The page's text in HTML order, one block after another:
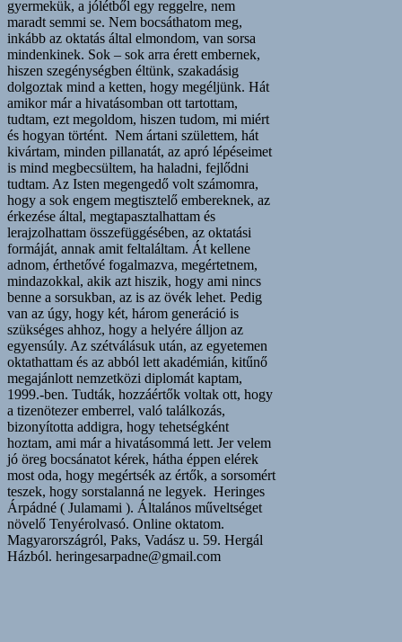
gyermekük, a jólétből egy reggelre, nem
maradt semmi se. Nem bocsáthatom meg,
inkább az oktatás által elmondom, van sorsa
mindenkinek. Sok – sok arra érett embernek,
hiszen szegénységben éltünk, szakadásig
dolgoztak mind a ketten, hogy megéljünk. Hát
amikor már a hivatásomban ott tartottam,
tudtam, ezt megoldom, hiszen tudom, mi miért
és hogyan történt. Nem ártani születtem, hát
kivártam, minden pillanatát, az apró lépéseimet
is mind megbecsültem, ha haladni, fejlődni
tudtam. Az Isten megengedő volt számomra,
hogy a sok engem megtisztelő embereknek, az
érkezése által, megtapasztalhattam és
lerajzolhattam összefüggésében, az oktatási
formáját, annak amit feltaláltam. Át kellene
adnom, érthetővé fogalmazva, megértetnem,
mindazokkal, akik azt hiszik, hogy ami nincs
benne a sorsukban, az is az övék lehet. Pedig
van az úgy, hogy két, három generáció is
szükséges ahhoz, hogy a helyére álljon az
egyensúly. Az szétválásuk után, az egyetemen
oktathattam és az abból lett akadémián, kitűnő
megajánlott nemzetközi diplomát kaptam,
1999.-ben. Tudták, hozzáértők voltak ott, hogy
a tizenötezer emberrel, való találkozás,
bizonyította addigra, hogy tehetségként
hoztam, ami már a hivatásommá lett. Jer velem
jó öreg bocsánatot kérek, hátha éppen elérek
most oda, hogy megértsék az értők, a sorsomért
teszek, hogy sorstalanná ne legyek. Heringes
Árpádné ( Julamami ). Általános műveltséget
növelő Tenyérolvasó. Online oktatom.
Magyarországról, Paks, Vadász u. 59. Hergál
Házból. heringesarpadne@gmail.com